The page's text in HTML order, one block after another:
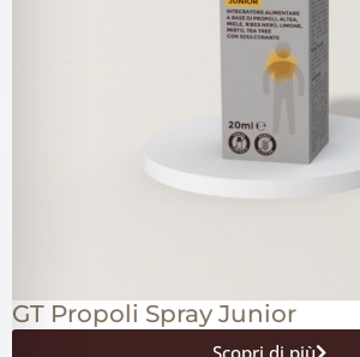
GT Propoli Spray Junior
Scopri di più